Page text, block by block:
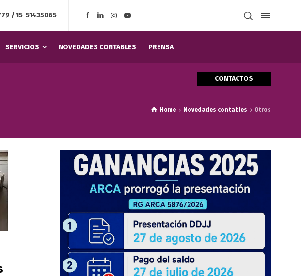
/15-51435065
SERVICIOS NOVEDADES CONTABLES PRENSA
CONTACTOS
Home Novedades contables Otros